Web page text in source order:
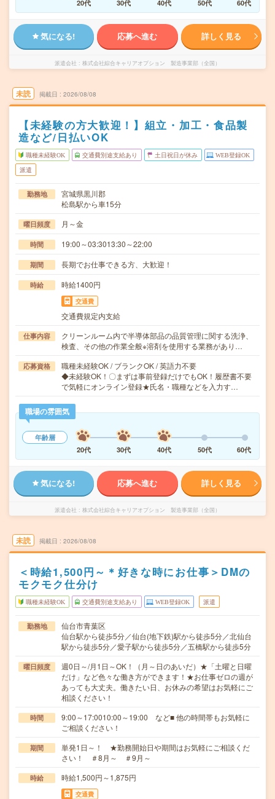
20代
30代 40代 50代 60代
気になる! 応募へ進む 詳しく見る
派遣会社 株式会社綜合キャリアオプション 製造事業部（全国）
未読 掲載日 2026/08/08
【未経験の方大歓迎！】組立・加工・食品製
造など/日払いOK
職種未経験OK 交通費別途支給あり 土日祝日が休み WEB登録OK
派遣
勤務地
宮城県黒川郡
松島駅から車15分
曜日頻度 月～金
時間 19:00～03:3013:30～22:00
期間 長期でお仕事できる方、大歓迎！
時給 時給1400円
交通費
交通費規定内支給
仕事内容
クリーンルーム内で半導体部品の品質管理に関する洗浄、
検査、その他の作業全般※溶剤を使用する業務があり…
応募資格
職種未経験OK / ブランクOK / 英語力不要
◆未経験OK！〇まずは事前登録だけでもOK！履歴書不要
で気軽にオンライン登録★氏名・職種などを入力す…
職場の雰囲気
年齢層
20代
30代 40代 50代 60代
気になる! 応募へ進む 詳しく見る
派遣会社 株式会社綜合キャリアオプション 製造事業部（全国）
未読 掲載日 2026/08/08
＜時給1,500円～＊好きな時にお仕事＞DMの
モクモク仕分け
職種未経験OK 交通費別途支給あり WEB登録OK 派遣
勤務地
仙台市青葉区
仙台駅から徒歩5分／仙台(地下鉄)駅から徒歩5分／北仙台
駅から徒歩5分／愛子駅から徒歩5分／五橋駅から徒歩5分
曜日頻度
週0日～/月1日～OK！（月～日のあいだ）★「土曜と日曜
だけ」など色々な働き方ができます！★お仕事ゼロの週が
あっても大丈夫。働きたい日、お休みの希望はお気軽にご
相談ください！
時間
9:00～17:0010:00～19:00 など■ 他の時間帯もお気軽に
ご相談ください！
期間
単発1日～！ ★勤務開始日や期間はお気軽にご相談くだ
さい！ ＃8月～ ＃9月～
時給 時給1,500円～1,875円
交通費